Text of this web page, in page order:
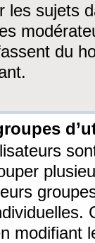
les sujets
du
modifiant